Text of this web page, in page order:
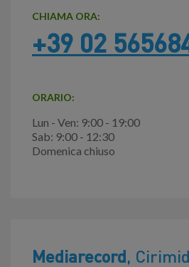
CHIAMA ORA:
+39 02
ORARIO:
Lun - Ven: 9:00 - 19:00
Sab: 9:00 - 12:30
Domenica chiuso
Mediarecord,